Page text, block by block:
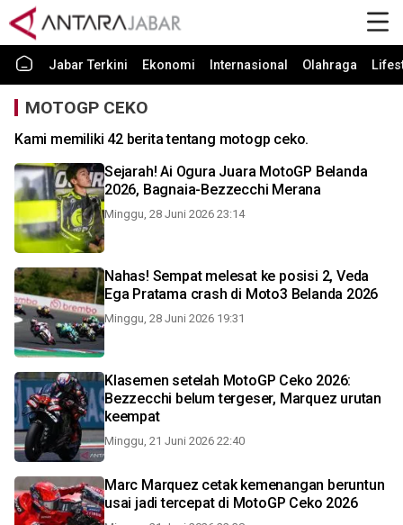
Jabar Terkini Ekonomi Internasional Olahraga
MOTOGP CEKO
Kami memiliki 42 berita tentang motogp ceko.
Sejarah! Ai Ogura Juara MotoGP Belanda
2026, Bagnaia-Bezzecchi Merana
Minggu, 28 Juni 2026 23:14
Nahas! Sempat melesat ke posisi 2, Veda
Ega Pratama crash di Moto3 Belanda 2026
Minggu, 28 Juni 2026 19:31
Klasemen setelah MotoGP Ceko 2026:
Bezzecchi belum tergeser, Marquez urutan
keempat
Minggu, 21 Juni 2026 22:40
Marc Marquez cetak kemenangan beruntun
usai jadi tercepat di MotoGP Ceko 2026